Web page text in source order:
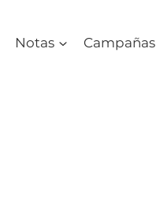
Notas Campañas